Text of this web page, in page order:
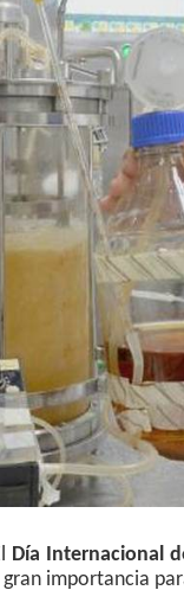
Día Internacional
importancia